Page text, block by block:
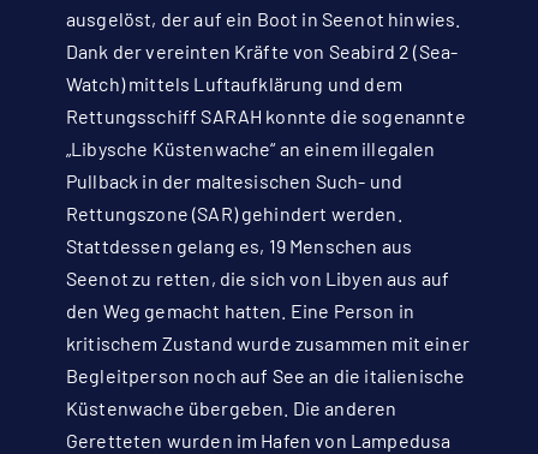
ausgelöst, der auf ein Boot in Seenot hinwies.
Dank der vereinten Kräfte von Seabird 2 (Sea-
Watch) mittels Luftaufklärung und dem
Rettungsschiff SARAH konnte die sogenannte
„Libysche Küstenwache“ an einem illegalen
Pullback in der maltesischen Such- und
Rettungszone (SAR) gehindert werden.
Stattdessen gelang es, 19 Menschen aus
Seenot zu retten, die sich von Libyen aus auf
den Weg gemacht hatten. Eine Person in
kritischem Zustand wurde zusammen mit einer
Begleitperson noch auf See an die italienische
Küstenwache übergeben. Die anderen
Geretteten wurden im Hafen von Lampedusa